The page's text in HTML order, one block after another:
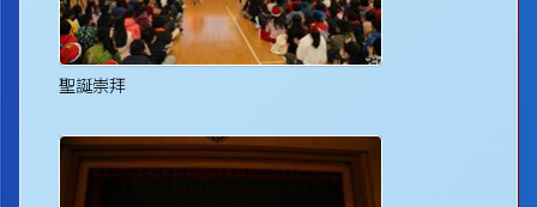
聖誕崇拜